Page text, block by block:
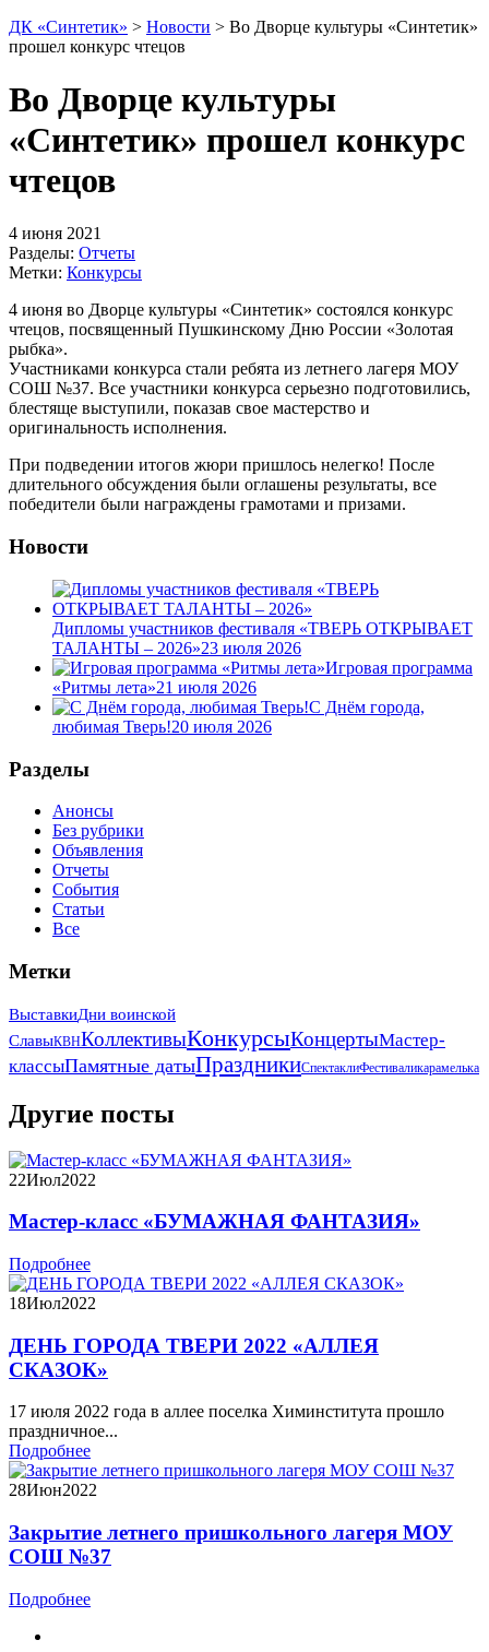
ДК «Синтетик» > Новости > Во Дворце культуры «Синтетик»
прошел конкурс чтецов
Во Дворце культуры
«Синтетик» прошел конкурс
чтецов
4 июня 2021
Разделы: Отчеты
Метки: Конкурсы
4 июня во Дворце культуры «Синтетик» состоялся конкурс
чтецов, посвященный Пушкинскому Дню России «Золотая
рыбка».
Участниками конкурса стали ребята из летнего лагеря МОУ
СОШ №37. Все участники конкурса серьезно подготовились,
блестяще выступили, показав свое мастерство и
оригинальность исполнения.
При подведении итогов жюри пришлось нелегко! После
длительного обсуждения были оглашены результаты, все
победители были награждены грамотами и призами.
Новости
Дипломы участников фестиваля «ТВЕРЬ ОТКРЫВАЕТ
ТАЛАНТЫ – 2026»23 июля 2026
Игровая программа
«Ритмы лета»21 июля 2026
С Днём города,
любимая Тверь!20 июля 2026
Разделы
Анонсы
Без рубрики
Объявления
Отчеты
События
Статьи
Все
Метки
ВыставкиДни воинской
СлавыКВНКоллективыКонкурсыКонцертыМастер-
классыПамятные датыПраздникиСпектаклиФестиваликарамелька
Другие посты
22Июл2022
Мастер-класс «БУМАЖНАЯ ФАНТАЗИЯ»
Подробнее
18Июл2022
ДЕНЬ ГОРОДА ТВЕРИ 2022 «АЛЛЕЯ
СКАЗОК»
17 июля 2022 года в аллее поселка Химинститута прошло
праздничное...
Подробнее
28Июн2022
Закрытие летнего пришкольного лагеря МОУ
СОШ №37
Подробнее